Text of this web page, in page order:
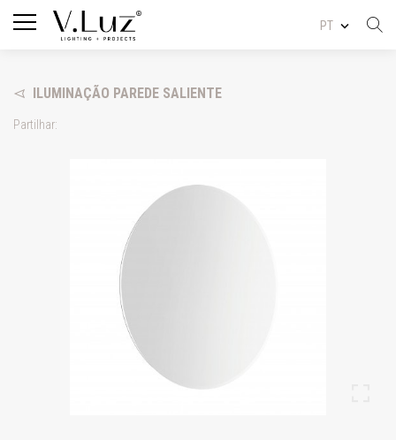
PT
ILUMINAÇÃO PAREDE SALIENTE
Partilhar: